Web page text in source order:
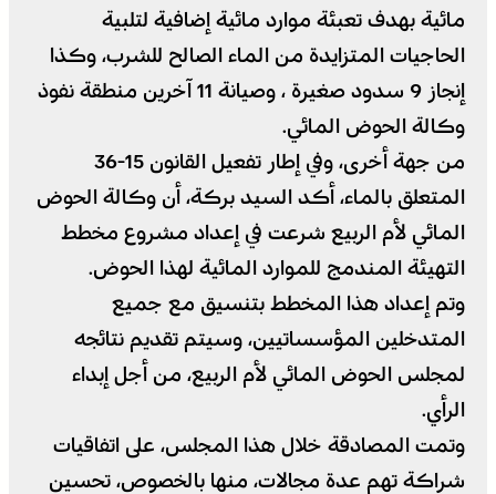
مائية بهدف تعبئة موارد مائية إضافية لتلبية
الحاجيات المتزايدة من الماء الصالح للشرب، وكذا
إنجاز 9 سدود صغيرة ، وصيانة 11 آخرين منطقة نفوذ
وكالة الحوض المائي.
من جهة أخرى، وفي إطار تفعيل القانون 15-36
المتعلق بالماء، أكد السيد بركة، أن وكالة الحوض
المائي لأم الربيع شرعت في إعداد مشروع مخطط
التهيئة المندمج للموارد المائية لهذا الحوض.
وتم إعداد هذا المخطط بتنسيق مع جميع
المتدخلين المؤسساتيين، وسيتم تقديم نتائجه
لمجلس الحوض المائي لأم الربيع، من أجل إبداء
الرأي.
وتمت المصادقة خلال هذا المجلس، على اتفاقيات
شراكة تهم عدة مجالات، منها بالخصوص، تحسين